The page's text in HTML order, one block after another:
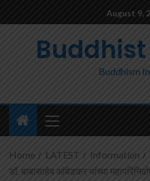
August 9,
Buddhism
Home LATEST
Information
डॉ. बाबासाहेब आंबेडकर यांच्या